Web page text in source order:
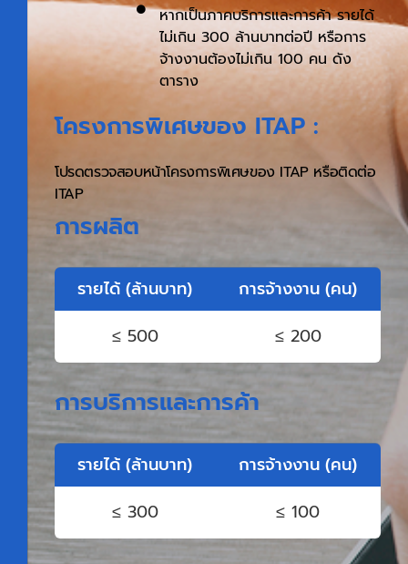
หากเป็นภาคบริการและการค้า รายได้
ไม่เกิน 300 ล้านบาทต่อปี หรือการ
จ้างงานต้องไม่เกิน 100 คน ดัง
ตาราง
โครงการพิเศษของ ITAP :
โปรดตรวจสอบหน้าโครงการพิเศษของ ITAP หรือติดต่อ
ITAP
การผลิต
รายได้ (ล้านบาท)
การจ้างงาน (คน)
≤ 500
≤ 200
การบริการและการค้า
รายได้ (ล้านบาท)
การจ้างงาน (คน)
≤ 300
≤ 100